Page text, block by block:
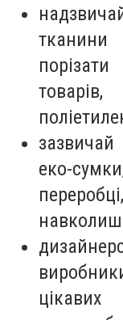
тканини
еко-
цікавих